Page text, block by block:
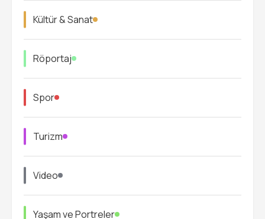
Kültür & Sanat
Röportaj
Spor
Turizm
Video
Yaşam ve Portreler